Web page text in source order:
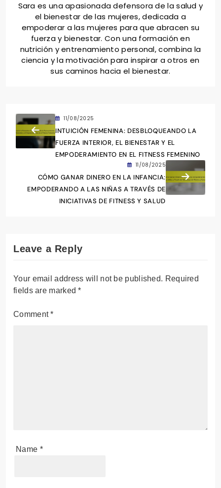
Sara es una apasionada defensora de la salud y
el bienestar de las mujeres, dedicada a
empoderar a las mujeres para que abracen su
fuerza y bienestar. Con una formación en
nutrición y entrenamiento personal, combina la
ciencia y la motivación para inspirar a otros en
sus caminos hacia el bienestar.
11/08/2025
INTUICIÓN FEMENINA: DESBLOQUEANDO LA
FUERZA INTERIOR, EL BIENESTAR Y EL
EMPODERAMIENTO EN EL FITNESS FEMENINO
11/08/2025
CÓMO GANAR DINERO EN LA INFANCIA:
EMPODERANDO A LAS NIÑAS A TRAVÉS DE
INICIATIVAS DE FITNESS Y SALUD
Leave a Reply
Your email address will not be published. Required
fields are marked*
Comment*
Name *